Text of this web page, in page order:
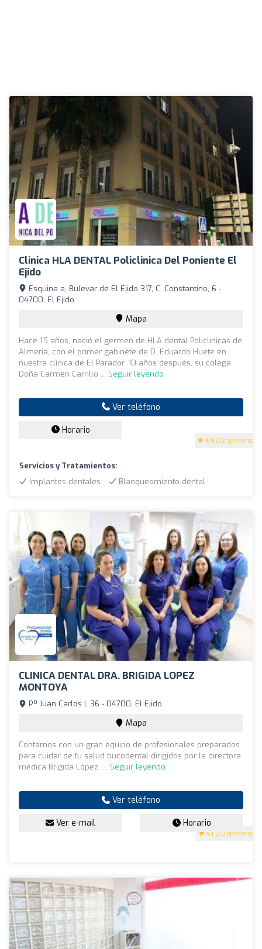
Clinica HLA DENTAL Policlinica Del Poniente El
Ejido
4.4 (32 opiniones)
Esquina a, Bulevar de El Ejido 317, C. Constantino, 6 -
04700, El Ejido
Mapa
Hace 15 años, nació el germen de HLA dental Policlinicas de
Almeria, con el primer gabinete de D. Eduardo Huete en
nuestra clínica de El Parador. 10 años después, su colega
Doña Carmen Carrillo ... Seguir leyendo
Ver teléfono
Horario
Servicios y Tratamientos:
Implantes dentales
Blanqueamiento dental
CLINICA DENTAL DRA. BRIGIDA LOPEZ
MONTOYA
4.1 (30 opiniones)
P.º Juan Carlos I, 36 - 04700, El Ejido
Mapa
Contamos con un gran equipo de profesionales preparados
para cuidar de tu salud bucodental dirigidos por la directora
médica Brígida López. ... Seguir leyendo
Ver teléfono
Ver e-mail Horario